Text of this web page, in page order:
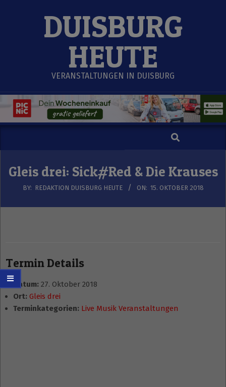
DUISBURG
HEUTE
VERANSTALTUNGEN IN DUISBURG
Menu
Search
Gleis drei: Sick#Red & Die Krauses
BY: REDAKTION DUISBURG HEUTE ON: 15. OKTOBER 2018
Termin Details
Datum: 27. Oktober 2018
Ort: Gleis drei
Terminkategorien: Live Musik Veranstaltungen